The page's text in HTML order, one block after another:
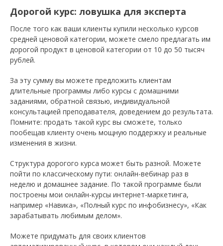
Дорогой курс: ловушка для эксперта
После того как ваши клиенты купили несколько курсов
средней ценовой категории, можете смело предлагать им
дорогой продукт в ценовой категории от 10 до 50 тысяч
рублей.
За эту сумму вы можете предложить клиентам
длительные программы либо курсы с домашними
заданиями, обратной связью, индивидуальной
консультацией преподавателя, доведением до результата.
Помните: продать такой курс вы сможете, только
пообещав клиенту очень мощную поддержку и реальные
изменения в жизни.
Структура дорогого курса может быть разной. Можете
пойти по классическому пути: онлайн-вебинар раз в
неделю и домашнее задание. По такой программе были
построены мои онлайн-курсы интернет-маркетинга,
например «Навика», «Полный курс по инфобизнесу», «Как
зарабатывать любимым делом».
Можете придумать для своих клиентов